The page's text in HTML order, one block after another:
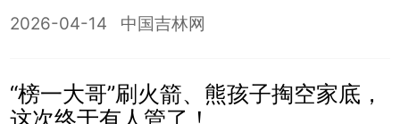
2026-04-14 中国吉林网
“榜一大哥”刷火箭、熊孩子掏空家底，
这次终于有人管了！